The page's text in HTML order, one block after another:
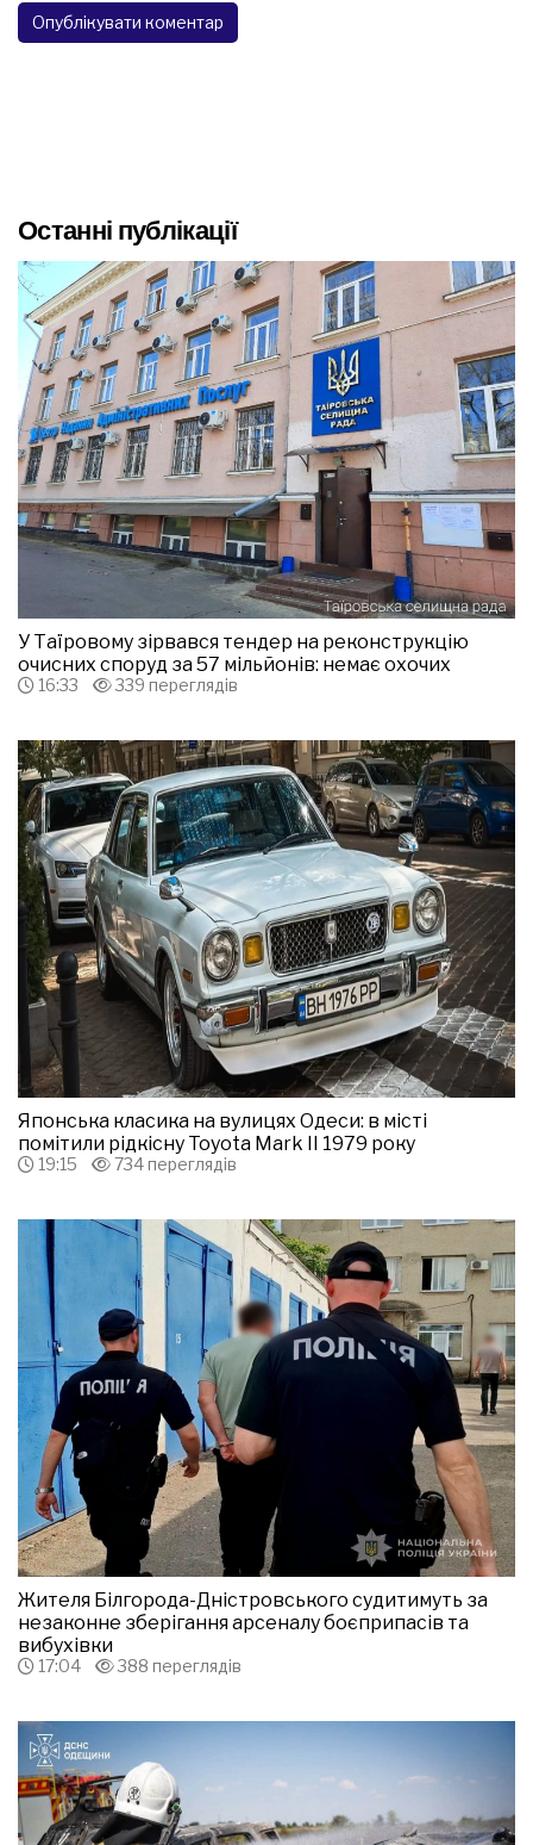
Останні публікації
У Таїровому зірвався тендер на реконструкцію
очисних споруд за 57 мільйонів: немає охочих
16:33 339 переглядів
Японська класика на вулицях Одеси: в місті
помітили рідкісну Toyota Mark II 1979 року
19:15 734 переглядів
Жителя Білгорода-Дністровського судитимуть за
незаконне зберігання арсеналу боєприпасів та
вибухівки
17:04 388 переглядів